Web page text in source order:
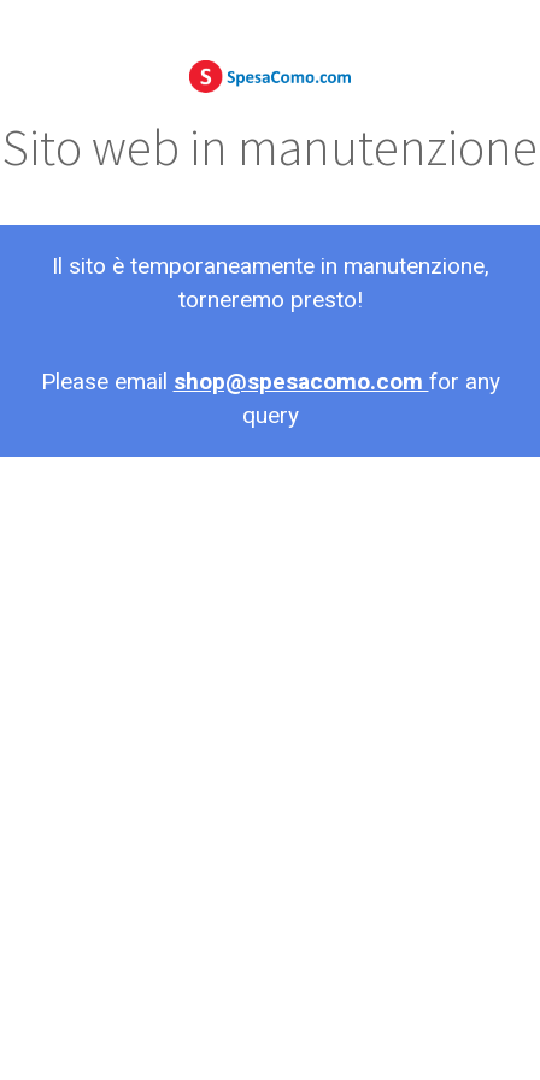
Sito web in manutenzione
Il sito è temporaneamente in manutenzione,
torneremo presto!
Please email shop@spesacomo.com for any
query